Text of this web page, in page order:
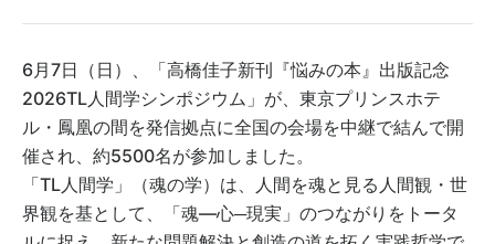
6月7日（日）、「高橋佳子新刊『悩みの本』出版記念
2026TL人間学シンポジウム」が、東京プリンスホテ
ル・鳳凰の間を発信拠点に全国の会場を中継で結んで開
催され、約5500名が参加しました。
「TL人間学」（魂の学）は、人間を魂と見る人間観・世
界観を基として、「魂―心─現実」のつながりをトータ